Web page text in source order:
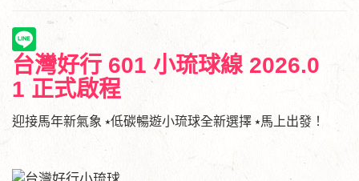
台灣好行 601 小琉球線 2026.0
1 正式啟程
迎接馬年新氣象 ⭑低碳暢遊小琉球全新選擇 ⭑馬上出發！